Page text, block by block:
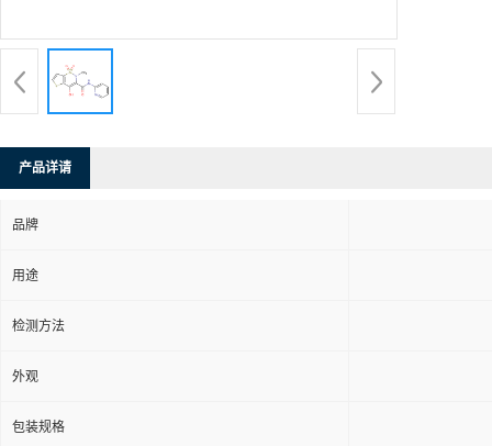
产品详请
品牌
用途
检测方法
外观
包装规格